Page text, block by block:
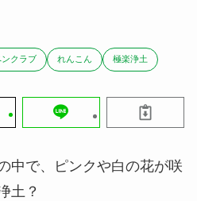
クラブ れんこん 極楽浄土
中で、ピンクや白の花が咲
土？